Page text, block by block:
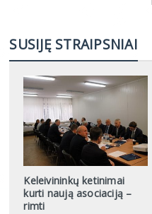
SUSIJĘ STRAIPSNIAI
Keleivininkų ketinimai
kurti naują asociaciją –
rimti